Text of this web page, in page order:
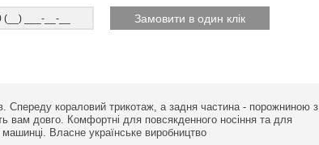
Спереду кораловий трикотаж, а задня частина - порожниною з
довго. Комфортні для повсякденного носіння та для
Власне українське виробництво